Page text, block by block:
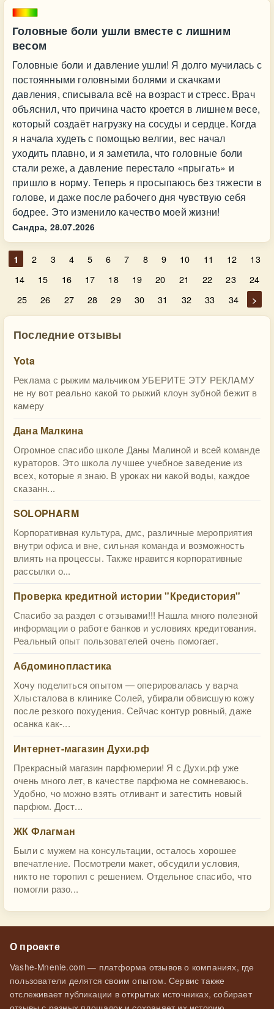
Головные боли ушли вместе с лишним
весом
Головные боли и давление ушли! Я долго мучилась с
постоянными головными болями и скачками
давления, списывала всё на возраст и стресс. Врач
объяснил, что причина часто кроется в лишнем весе,
который создаёт нагрузку на сосуды и сердце. Когда
я начала худеть с помощью велгии, вес начал
уходить плавно, и я заметила, что головные боли
стали реже, а давление перестало «прыгать» и
пришло в норму. Теперь я просыпаюсь без тяжести в
голове, и даже после рабочего дня чувствую себя
бодрее. Это изменило качество моей жизни!
Сандра, 28.07.2026
1 2 3 4 5 6 7 8 9 10 11 12
13
14
15 16 17 18 19 20 21 22 23
24
25
26 27 28 29 30 31 32 33 34 >
Последние отзывы
Yota
Реклама с рыжим мальчиком УБЕРИТЕ ЭТУ РЕКЛАМУ
не ну вот реально какой то рыжий клоун зубной бежит в
камеру
Дана Малкина
Огромное спасибо школе Даны Малиной и всей команде
кураторов. Это школа лучшее учебное заведение из
всех, которые я знаю. В уроках ни какой воды, каждое
сказанн...
SOLOPHARM
Корпоративная культура, дмс, различные мероприятия
внутри офиса и вне, сильная команда и возможность
влиять на процессы. Также нравится корпоративные
рассылки о...
Проверка кредитной истории "Кредистория"
Спасибо за раздел с отзывами!!! Нашла много полезной
информации о работе банков и условиях кредитования.
Реальный опыт пользователей очень помогает.
Абдоминопластика
Хочу поделиться опытом — оперировалась у варча
Хлысталова в клинике Солей, убирали обвисшую кожу
после резкого похудения. Сейчас контур ровный, даже
осанка как-...
Интернет-магазин Духи.рф
Прекрасный магазин парфюмерии! Я с Духи.рф уже
очень много лет, в качестве парфюма не сомневаюсь.
Удобно, чо можно взять отливант и затестить новый
парфюм. Дост...
ЖК Флагман
Были с мужем на консультации, осталось хорошее
впечатление. Посмотрели макет, обсудили условия,
никто не торопил с решением. Отдельное спасибо, что
помогли разо...
О проекте
Vashe-Mnenie.com — платформа отзывов о компаниях, где
пользователи делятся своим опытом. Сервис также
отслеживает публикации в открытых источниках, собирает